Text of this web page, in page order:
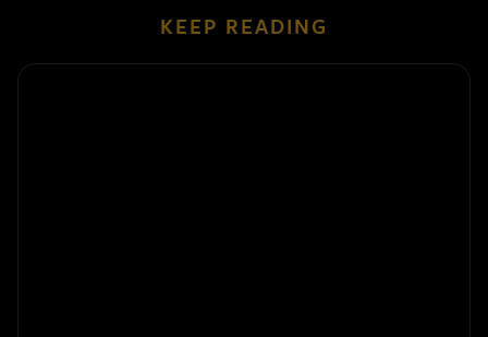
KEEP READING